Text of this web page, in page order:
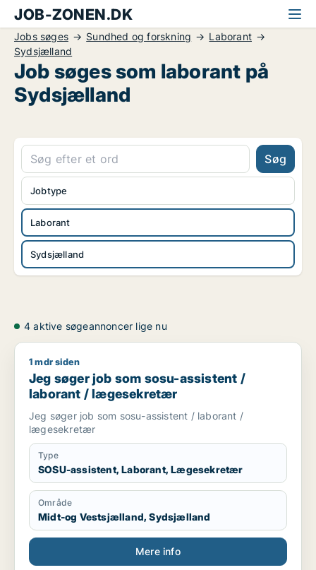
JOB-ZONEN.DK
Jobs søges Sundhed og forskning
Laborant
Sydsjælland
Job søges som laborant på
Sydsjælland
Søg
Laborant
Sydsjælland
Jobtype
4 aktive søgeannoncer lige nu
Jeg søger job som sosu-assistent / laborant / lægesekretær
1 mdr siden
Jeg søger job som sosu-assistent /
laborant / lægesekretær
Jeg søger job som sosu-assistent / laborant /
lægesekretær
Type
SOSU-assistent, Laborant, Lægesekretær
Område
Midt-og Vestsjælland, Sydsjælland
Mere info